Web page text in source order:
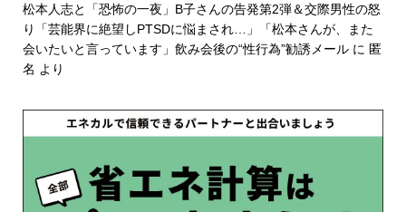
松本人志と「恐怖の一夜」B子さんの告発第2弾＆交際男性の怒
り「芸能界に絶望しPTSDに悩まされ…」「松本さんが、また
会いたいと言っています」飲み会後の“性行為”勧誘メールに 匿
名 より